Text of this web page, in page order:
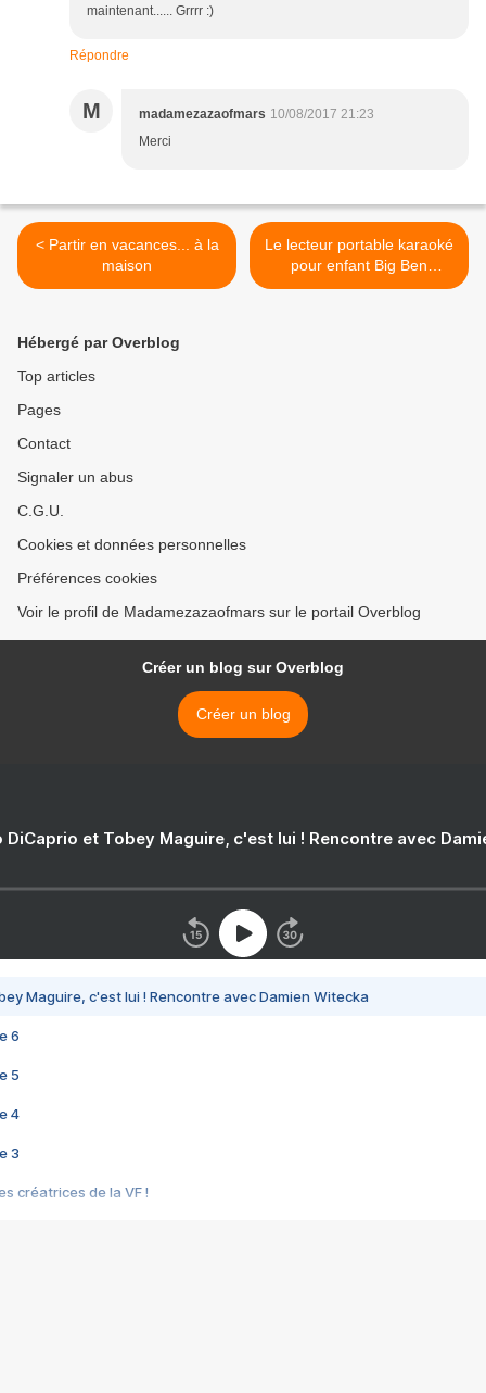
maintenant...... Grrrr :)
Répondre
M madamezazaofmars 10/08/2017 21:23
Merci
< Partir en vacances... à la
maison
Le lecteur portable karaoké
pour enfant Big Ben
(test,avis et surprise) >
Hébergé par Overblog
Top articles
Pages
Contact
Signaler un abus
C.G.U.
Cookies et données personnelles
Préférences cookies
Voir le profil de Madamezazaofmars sur le portail Overblog
Créer un blog sur Overblog
Créer un blog
DiCaprio et Tobey Maguire, c'est lui ! Rencontre avec
Maguire, c'est lui ! Rencontre avec Damien Witecka
6
5
4
3
créatrices de la VF !